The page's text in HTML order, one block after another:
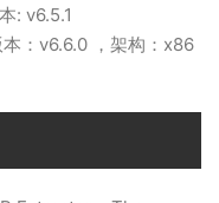
: v6.5.1
：v6.6.0 ，架构：x86